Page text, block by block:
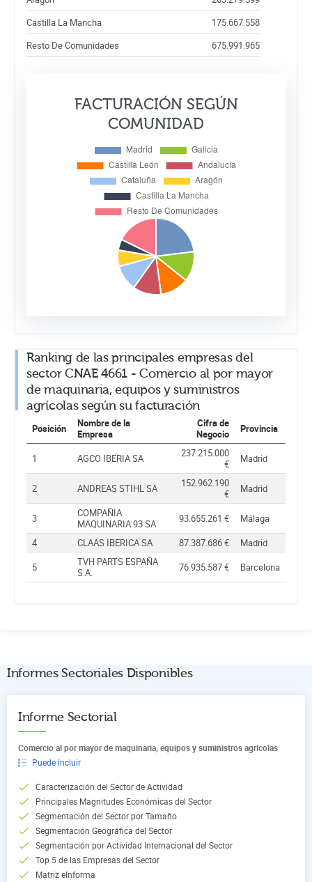
Castilla La Mancha
175.667.558
Resto De Comunidades
675.991.965
FACTURACIÓN SEGÚN
COMUNIDAD
Ranking de las principales empresas del
sector CNAE 4661 - Comercio al por mayor
de maquinaria, equipos y suministros
agrícolas según su facturación
Posición
Nombre de la
Empresa
Cifra de
Negocio
Provincia
1 AGCO IBERIA SA
237.215.000
€
Madrid
2 ANDREAS STIHL SA
152.962.190
€
Madrid
3
COMPAÑIA
MAQUINARIA 93 SA
93.655.261 €
Málaga
4
CLAAS IBERICA SA 87.387.686 €
Madrid
5
TVH PARTS ESPAÑA
S.A.
76.935.587 € Barcelona
Informes Sectoriales Disponibles
Informe Sectorial
Comercio al por mayor de maquinaria, equipos y suministros agrícolas
Puede incluir
Caracterización del Sector de Actividad
Principales Magnitudes Económicas del Sector
Segmentación del Sector por Tamaño
Segmentación Geográfica del Sector
Segmentación por Actividad Internacional del Sector
Top 5 de las Empresas del Sector
Matriz eInforma